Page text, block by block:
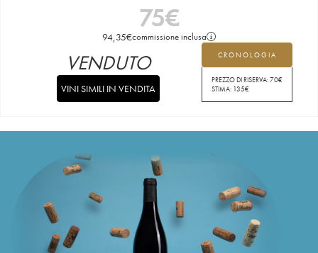
75€
94,35€commissione inclusa
CRONOLOGIA
PREZZO DI RISERVA:70€
STIMA: 135€
VENDUTO
VINI SIMILI IN VENDITA